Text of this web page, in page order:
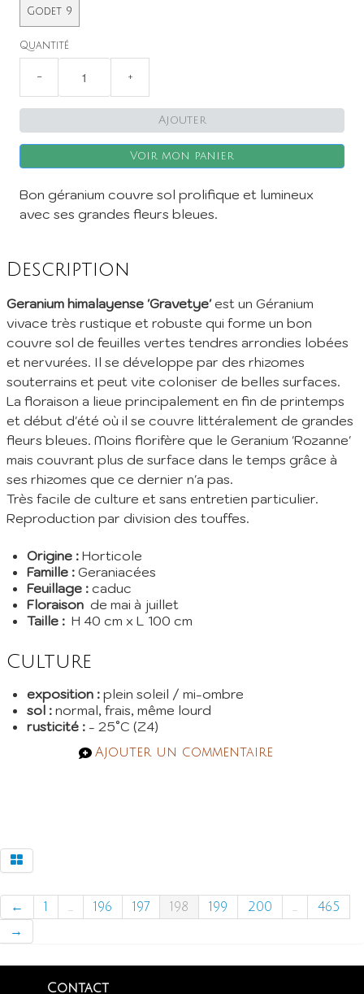
Godet 9
Quantité
− +
Ajouter
Voir mon panier
Bon géranium couvre sol prolifique et lumineux
avec ses grandes fleurs bleues.
Description
Geranium himalayense 'Gravetye'est un Géranium
vivace très rustique et robuste qui forme un bon
couvre sol de feuilles vertes tendres arrondies lobées
et nervurées. Il se développe par des rhizomes
souterrains et peut vite coloniser de belles surfaces.
La floraison a lieue principalement en fin de printemps
et début d'été où il se couvre littéralement de grandes
fleurs bleues. Moins florifère que le Geranium 'Rozanne'
mais couvrant plus de surface dans le temps grâce à
ses rhizomes que ce dernier n'a pas.
Très facile de culture et sans entretien particulier.
Reproduction par division des touffes.
Origine : Horticole
Famille : Geraniacées
Feuillage : caduc
Floraison de mai à juillet
Taille : H 40 cm x L 100 cm
Culture
exposition : plein soleil / mi-ombre
sol : normal, frais, même lourd
rusticité : - 25°C (Z4)
Ajouter un commentaire
← 1 ... 196 197 198 199 200 ...
465
→
Contact
Inscrivez vous à notre newsletter mensuelle pour recevoir les
dernières infos de la pépinière: Nouvelles plantes ajoutées au
catalogue, fêtes des plantes à venir, promos et réductions en
cours... (1 mail/ mois max)
EMail :
Je m'abonne
En envoyant mes informations, j'accepte votrePolitique de confidentialité